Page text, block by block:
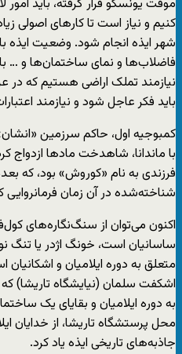
موقت یونسکو قرار گرفته، باید
کنیم و نیاز است تا کارهای
شهر ایذه انجام شود. وضعیت ایذه
فاضلاب‌ها و نمای ساختمان‌ها و …
نیازمند تملک اراضی هستیم که در
باید فکر عاجل شود و نیازمند
کمبوجیه اول، حاکم سرزمین
با ماندانا، شاهدخت مادها ازدواج
فرزندی به نام «کوروش» بود، که
شناخته‌شده در آن زمان فرمانروایی
اکنون می‌توان از سنگ‌نگاره‌های
ساسانیان است، خونگ اژدر یا
متعلق به دوره ایلامیان و
اشکفت سلمان (نیایشگاه تاریشا)
به دوره ایلامیان و بقایای یک
محل پرستشگاه تاریشا، از خدایان
جاذبه‌های تاریخی ایذه یاد کرد.